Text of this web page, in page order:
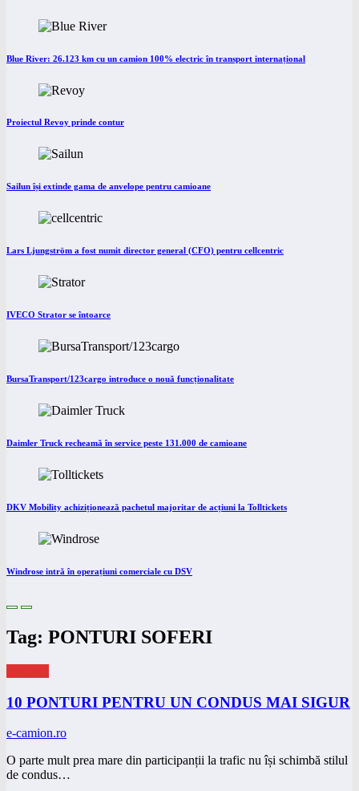
Blue River: 26.123 km cu un camion 100% electric în transport internațional
Proiectul Revoy prinde contur
Sailun își extinde gama de anvelope pentru camioane
Lars Ljungström a fost numit director general (CFO) pentru cellcentric
IVECO Strator se întoarce
BursaTransport/123cargo introduce o nouă funcționalitate
Daimler Truck recheamă în service peste 131.000 de camioane
DKV Mobility achiziționează pachetul majoritar de acțiuni la Tolltickets
Windrose intră în operațiuni comerciale cu DSV
Tag: PONTURI SOFERI
10 PONTURI PENTRU UN CONDUS MAI SIGUR
e-camion.ro
O parte mult prea mare din participanții la trafic nu își schimbă stilul
de condus…